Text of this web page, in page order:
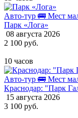
Авто-тур 🚌 Мест
Парк «Лога»
08 августа 2026
2 100 руб.
10 часов
Авто-тур 🚌 Мест
Краснодар: "Парк
15 августа 2026
3 100 руб.